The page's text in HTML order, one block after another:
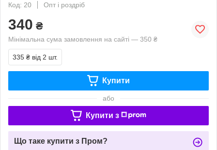
Код: 20
Опт і роздріб
340 ₴
Мінімальна сума замовлення на сайті — 350 ₴
335 ₴ від 2 шт.
Купити
або
Купити з
Що таке купити з Пром?